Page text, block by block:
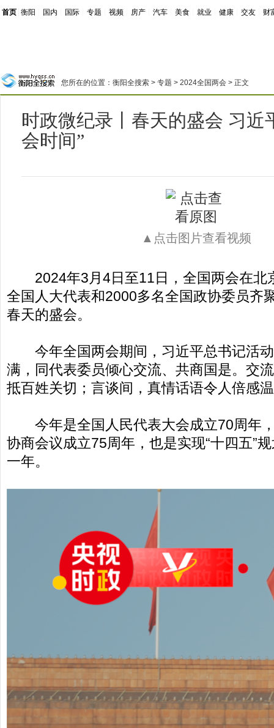
首页 衡阳 国内 国际 专题 视频 房产 汽车 美食 就业 健康 交友 财
您所在的位置： 衡阳全搜索 > 专题 > 2024全国两会 > 正文
时政微纪录丨春天的盛会 习近
会时间”
▲点击图片查看视频
2024年3月4日至11日，全国两会在北
全国人大代表和2000多名全国政协委员齐
春天的盛会。
今年全国两会期间，习近平总书记活动
满，同代表委员倾心交流、共商国是。交
抵百姓关切；言谈间，真情话语令人倍感
今年是全国人民代表大会成立70周年
协商会议成立75周年，也是实现“十四五”
一年。